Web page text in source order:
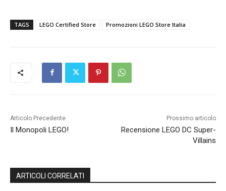
TAGS LEGO Certified Store Promozioni LEGO Store Italia
Articolo Precedente
Il Monopoli LEGO!
Prossimo articolo
Recensione LEGO DC Super-
Villains
ARTICOLI CORRELATI